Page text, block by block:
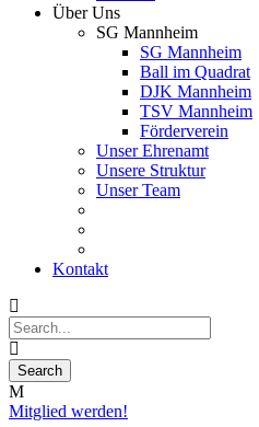
Über Uns
SG Mannheim
SG Mannheim
Ball im Quadrat
DJK Mannheim
TSV Mannheim
Förderverein
Unser Ehrenamt
Unsere Struktur
Unser Team
Kontakt
Mitglied werden!